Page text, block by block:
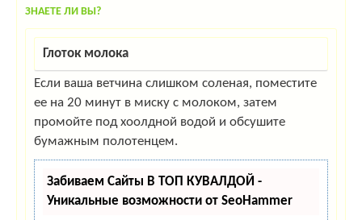
ЗНАЕТЕ ЛИ ВЫ?
Глоток молока
Если ваша ветчина слишком соленая, поместите
ее на 20 минут в миску с молоком, затем
промойте под хоолдной водой и обсушите
бумажным полотенцем.
Забиваем Сайты В ТОП КУВАЛДОЙ -
Уникальные возможности от SeoHammer